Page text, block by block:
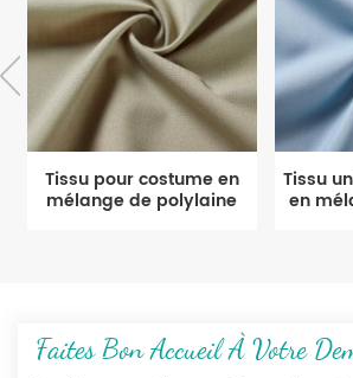
Tissu pour costume en
mélange de polylaine
Tissu
en
Faites Bon Accueil À Votre